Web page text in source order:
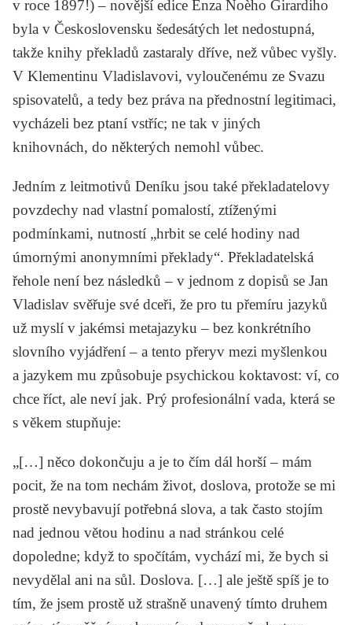
v roce 1897!) – novější edice Enza Noèho Girardiho
byla v Československu šedesátých let nedostupná,
takže knihy překladů zastaraly dříve, než vůbec vyšly.
V Klementinu Vladislavovi, vyloučenému ze Svazu
spisovatelů, a tedy bez práva na přednostní legitimaci,
vycházeli bez ptaní vstříc; ne tak v jiných
knihovnách, do některých nemohl vůbec.
Jedním z leitmotivů Deníku jsou také překladatelovy
povzdechy nad vlastní pomalostí, ztíženými
podmínkami, nutností „hrbit se celé hodiny nad
úmornými anonymními překlady“. Překladatelská
řehole není bez následků – v jednom z dopisů se Jan
Vladislav svěřuje své dceři, že pro tu přemíru jazyků
už myslí v jakémsi metajazyku – bez konkrétního
slovního vyjádření – a tento přeryv mezi myšlenkou
a jazykem mu způsobuje psychickou koktavost: ví, co
chce říct, ale neví jak. Prý profesionální vada, která se
s věkem stupňuje:
„[…] něco dokončuju a je to čím dál horší – mám
pocit, že na tom nechám život, doslova, protože se mi
prostě nevybavují potřebná slova, a tak často stojím
nad jednou větou hodinu a nad stránkou celé
dopoledne; když to spočítám, vychází mi, že bych si
nevydělal ani na sůl. Doslova. […] ale ještě spíš je to
tím, že jsem prostě už strašně unavený tímto druhem